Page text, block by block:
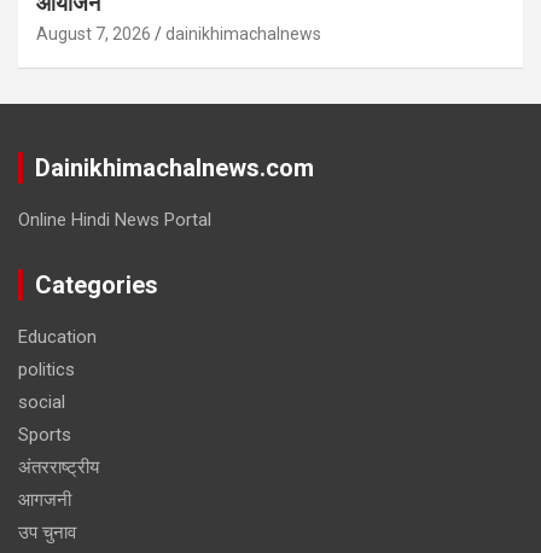
August 7, 2026 dainikhimachalnews
Dainikhimachalnews.com
Online Hindi News Portal
Categories
Education
politics
social
Sports
अंतरराष्ट्रीय
आगजनी
उप चुनाव